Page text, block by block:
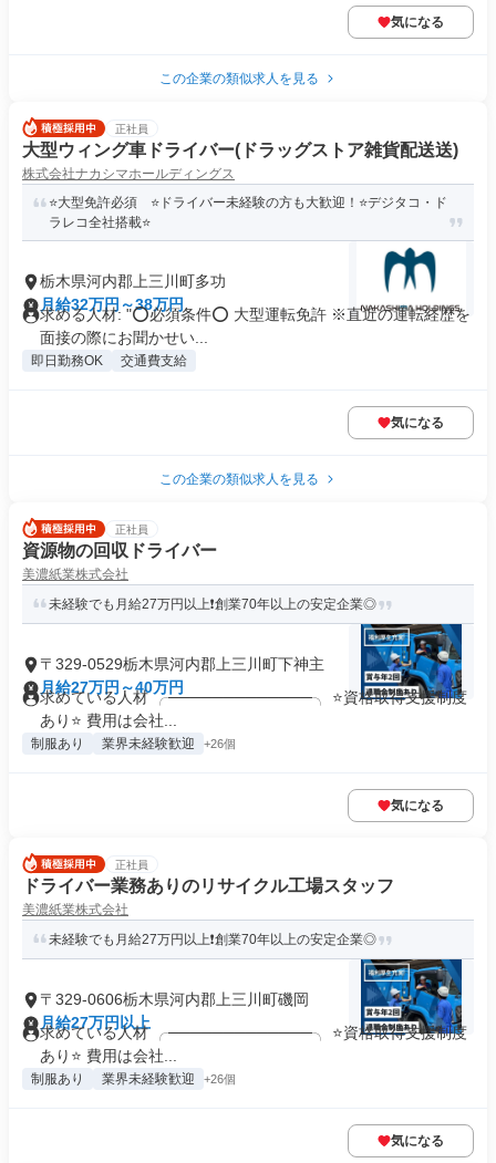
気になる
この企業の類似求人を見る
正社員
大型ウィング車ドライバー(ドラッグストア雑貨配送送)
株式会社ナカシマホールディングス
⭐️大型免許必須 ⭐️ドライバー未経験の方も大歓迎！⭐️デジタコ・ド
ラレコ全社搭載⭐️
栃木県河内郡上三川町多功
月給32万円～38万円
求める人材: "⭕必須条件⭕ 大型運転免許 ※直近の運転経歴を
面接の際にお聞かせい...
即日勤務OK 交通費支給
気になる
この企業の類似求人を見る
正社員
資源物の回収ドライバー
美濃紙業株式会社
未経験でも月給27万円以上❗創業70年以上の安定企業◎
〒329-0529栃木県河内郡上三川町下神主
月給27万円～40万円
求めている人材 ╭─────────────╮ ⭐資格取得支援制度
あり⭐ 費用は会社...
制服あり 業界未経験歓迎 +26個
気になる
正社員
ドライバー業務ありのリサイクル工場スタッフ
美濃紙業株式会社
未経験でも月給27万円以上❗創業70年以上の安定企業◎
〒329-0606栃木県河内郡上三川町磯岡
月給27万円以上
求めている人材 ╭─────────────╮ ⭐資格取得支援制度
あり⭐ 費用は会社...
制服あり 業界未経験歓迎 +26個
気になる